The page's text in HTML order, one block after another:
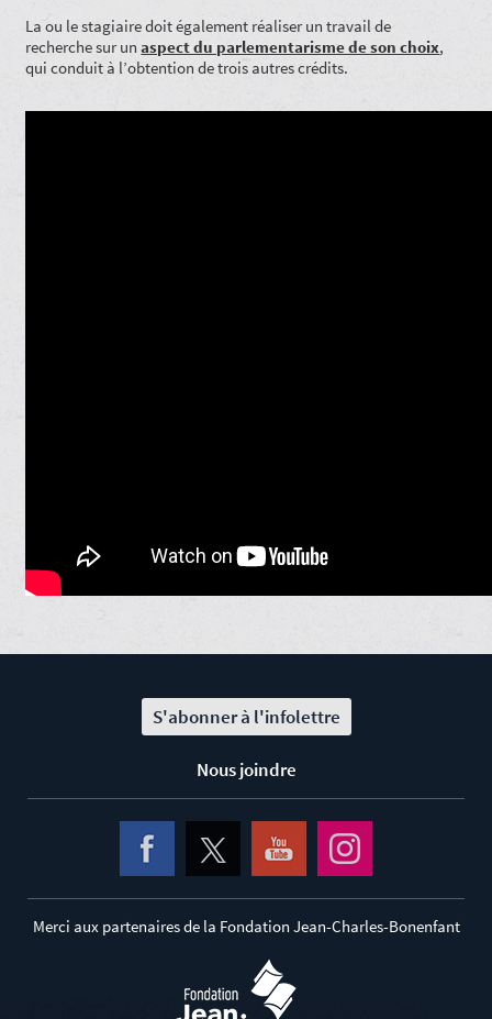
La ou le stagiaire doit également réaliser un travail de
recherche sur unaspect du parlementarisme de son choix,
qui conduit à l’obtention de trois autres crédits.
S'abonner à l'infolettre
Nous joindre
Merci aux partenaires de la Fondation Jean-Charles-Bonenfant